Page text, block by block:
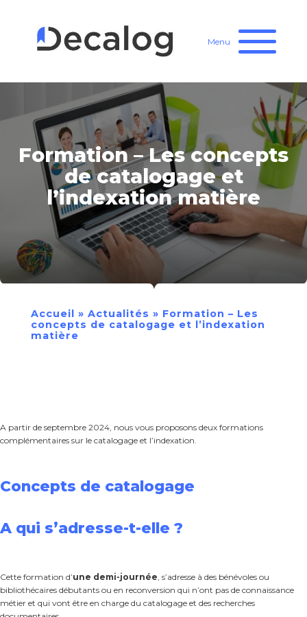
Menu
Formation – Les concepts
de catalogage et
l’indexation matière
Accueil » Actualités » Formation – Les
concepts de catalogage et l’indexation
matière
A partir de septembre 2024, nous vous proposons deux formations
complémentaires sur le catalogage et l’indexation.
Concepts de catalogage
A qui s’adresse-t-elle ?
Cette formation d’une demi-journée , s’adresse à des bénévoles ou
bibliothécaires débutants ou en reconversion qui n’ont pas de connaissance
métier et qui vont être en charge du catalogage et des recherches